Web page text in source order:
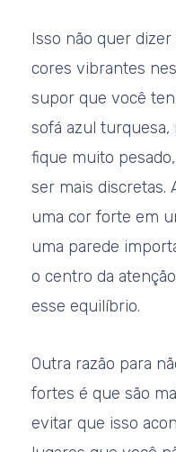
Isso não quer
cores vibrantes
supor que você
sofá azul
fique muito
ser mais discretas.
uma cor forte em
uma parede
o centro da
esse equilíbrio.
Outra razão para
fortes é que são
evitar que isso